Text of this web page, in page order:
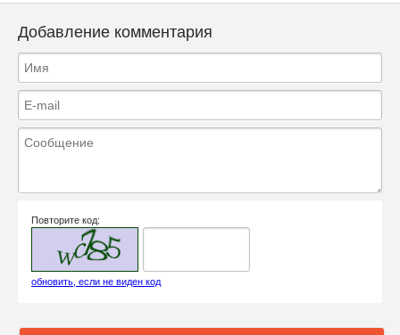
Добавление комментария
Повторите код:
обновить, если не виден код